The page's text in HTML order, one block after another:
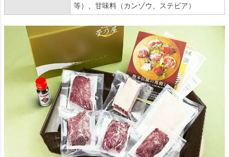
等）、甘味料（カンゾウ、ステビア）